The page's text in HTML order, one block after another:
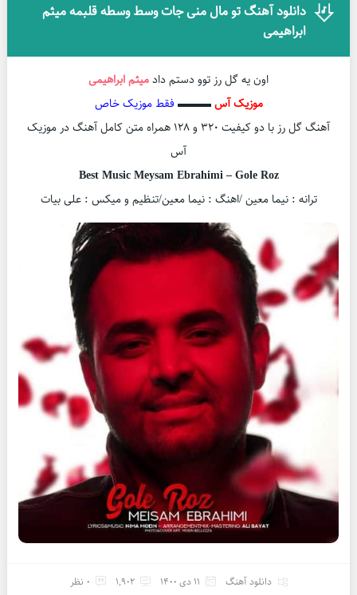
دانلود آهنگ تو مال منی جات وسط وسطه قلبمه میثم
ابراهیمی
اون یه گل رز توو دستم دادمیثم ابراهیمی
موزیک آس▬▬▬ فقط موزیک خاص
آهنگ گل رز با دو کیفیت ۳۲۰ و ۱۲۸ همراه متن کامل آهنگ در موزیک
آس
Best Music Meysam Ebrahimi – Gole Roz
ترانه : نیما معین /اهنگ : نیما معین/تنظیم و میکس : علی بیات
دانلود آهنگ 11 دی 1400 1,902 0 نظر